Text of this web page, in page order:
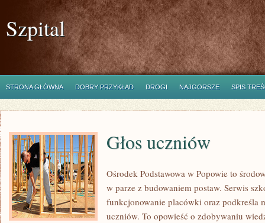
Szpital
STRONA GŁÓWNA DOBRY PRZYKŁAD DROGI NAJGORSZE SPIS
Głos uczniów
Ośrodek Podstawowa w Popowie to
w parze z budowaniem postaw. Serwis
funkcjonowanie placówki oraz podkreśla
uczniów. To opowieść o zdobywaniu